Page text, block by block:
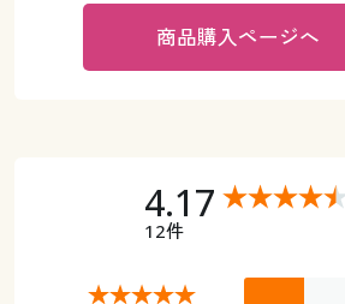
カタログ無料プレゼント
お気に入り
会員メニュー
マイページ
商品購入ページへ
4.17
12件